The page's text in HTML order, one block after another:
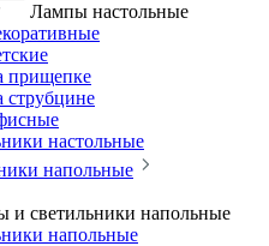
Лампы настольные
прищепке
струбцине
настольные
напольные
и светильники напольные
напольные